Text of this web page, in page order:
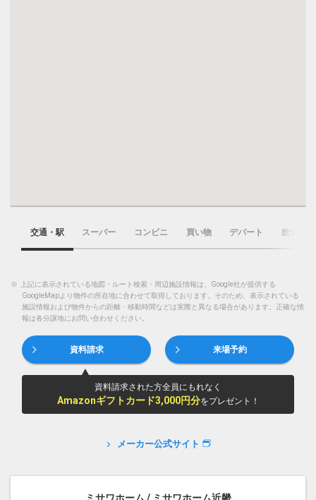
交通・駅 スーパー コンビニ 買い物 デパート 飲食店
※
上記に表示されている地図・ルート検索・周辺施設情報は、Google社が提供する
GoogleMapより物件の所在地に合わせて取得しております。そのため、表示されている
施設情報および物件からの距離・移動時間などは実際と異なる場合があります。正確な情
報は各分譲地にお問い合わせください。
資料請求 来場予約
資料請求された方全員にもれなく
Amazonギフトカード3,000円分をプレゼント！
メーカー公式サイト
ミサワホーム / ミサワホーム近畿